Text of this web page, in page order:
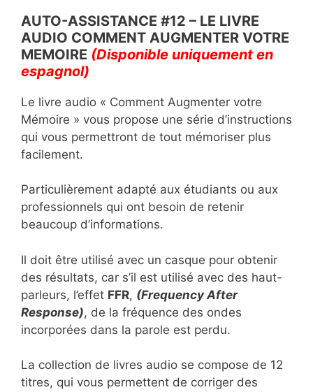
o
k
p
AUTO-ASSISTANCE #12 – LE LIVRE
AUDIO COMMENT AUGMENTER VOTRE
MEMOIRE (Disponible uniquement en
espagnol)
Le livre audio « Comment Augmenter votre
Mémoire » vous propose une série d’instructions
qui vous permettront de tout mémoriser plus
facilement.
Particulièrement adapté aux étudiants ou aux
professionnels qui ont besoin de retenir
beaucoup d’informations.
Il doit être utilisé avec un casque pour obtenir
des résultats, car s’il est utilisé avec des haut-
parleurs, l’effet FFR, (Frequency After
Response), de la fréquence des ondes
incorporées dans la parole est perdu.
La collection de livres audio se compose de 12
titres, qui vous permettent de corriger des